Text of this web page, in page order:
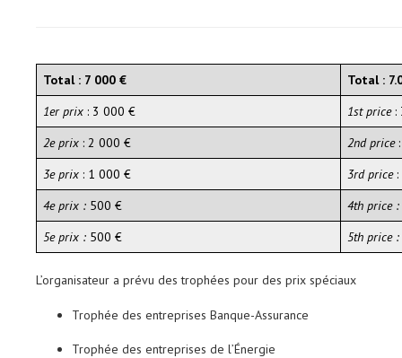
Total : 7 000 €
Total :
1er prix : 3 000 € 1st price:
2e prix : 2 000 € 2nd price:
3e prix : 1 000 € 3rd price:
4e prix : 500 € 4th price :
5e prix : 500 € 5th price :
L’organisateur a prévu des trophées pour des prix spéciaux
Trophée des entreprises Banque-Assurance
Trophée des entreprises de l’Énergie